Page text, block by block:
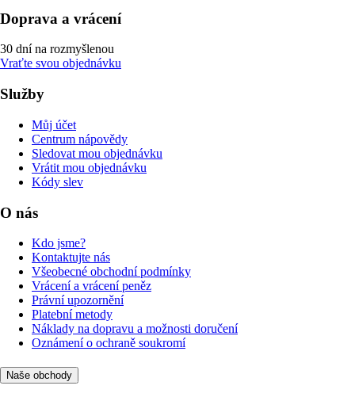
Doprava a vrácení
30 dní na rozmyšlenou
Vraťte svou objednávku
Služby
Můj účet
Centrum nápovědy
Sledovat mou objednávku
Vrátit mou objednávku
Kódy slev
O nás
Kdo jsme?
Kontaktujte nás
Všeobecné obchodní podmínky
Vrácení a vrácení peněz
Právní upozornění
Platební metody
Náklady na dopravu a možnosti doručení
Oznámení o ochraně soukromí
Naše obchody